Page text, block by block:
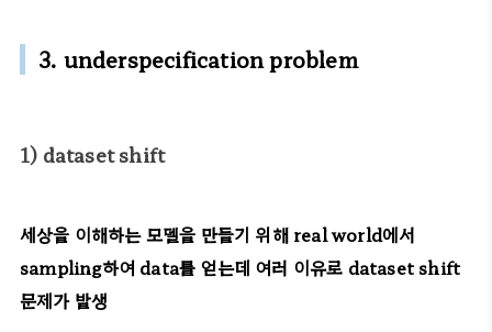
3. underspecification problem
1) dataset shift
세상을 이해하는 모델을 만들기 위해 real world에서
sampling하여 data를 얻는데 여러 이유로 dataset shift
문제가 발생